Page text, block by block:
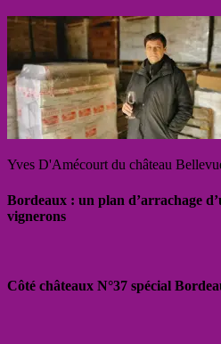
Yves D'Amécourt du château
Bordeaux : un plan d’arrachage
vignerons
Côté châteaux N°37 spécial